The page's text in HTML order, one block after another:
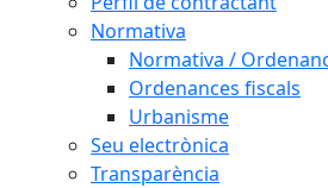
Normativa
Normativa /
Ordenances fiscals
Urbanisme
Seu electrònica
Transparència